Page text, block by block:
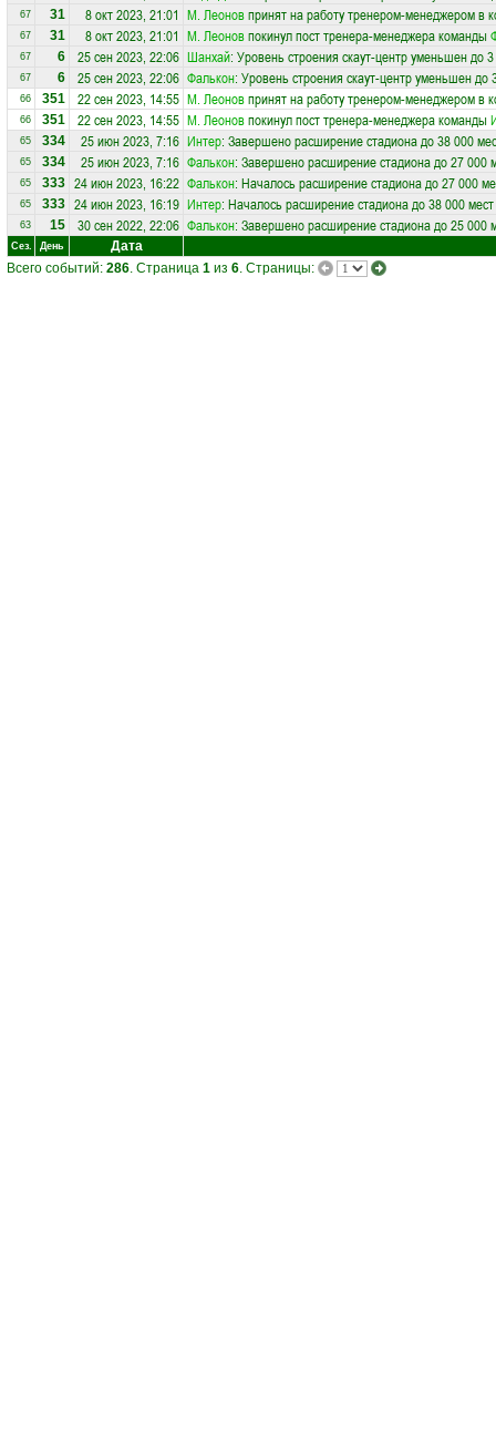
67 31 8 окт 2023, 21:01 М. Леоновпринят на работу тренером-менеджером в
67 31 8 окт 2023, 21:01 М. Леоновпокинул пост тренера-менеджера команды
67 6 25 сен 2023, 22:06 Шанхай: Уровень строения скаут-центр уменьшен до
67 6 25 сен 2023, 22:06 Фалькон: Уровень строения скаут-центр уменьшен до
66 351 22 сен 2023, 14:55 М. Леоновпринят на работу тренером-менеджером в
66 351 22 сен 2023, 14:55 М. Леоновпокинул пост тренера-менеджера команды
65 334 25 июн 2023, 7:16 Интер: Завершено расширение стадиона до 38 000
65 334 25 июн 2023, 7:16 Фалькон: Завершено расширение стадиона до 27 000
65 333 24 июн 2023, 16:22 Фалькон: Началось расширение стадиона до 27 000
65 333 24 июн 2023, 16:19 Интер: Началось расширение стадиона до 38 000 мест
63 15 30 сен 2022, 22:06 Фалькон: Завершено расширение стадиона до 25 000
Сез. День
Дата
Всего событий: 286. Страница 1 из 6. Страницы: